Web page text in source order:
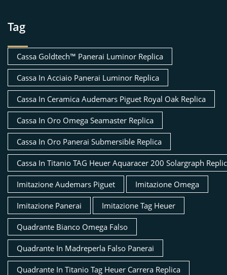
Tag
Cassa Goldtech™ Panerai Luminor Replica
Cassa In Acciaio Panerai Luminor Replica
Cassa In Ceramica Audemars Piguet Royal Oak Replica
Cassa In Oro Omega Seamaster Replica
Cassa In Oro Panerai Submersible Replica
Cassa In Titanio TAG Heuer Aquaracer 200 Solargraph
Imitazione Audemars Piguet Imitazione Omega
Imitazione Panerai Imitazione Tag Heuer
Quadrante Bianco Omega Falso
Quadrante In Madreperla Falso Panerai
Quadrante In Titanio Tag Heuer Carrera Replica